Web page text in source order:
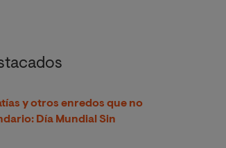
de estrés?
y otros enredos que no
Día Mundial Sin